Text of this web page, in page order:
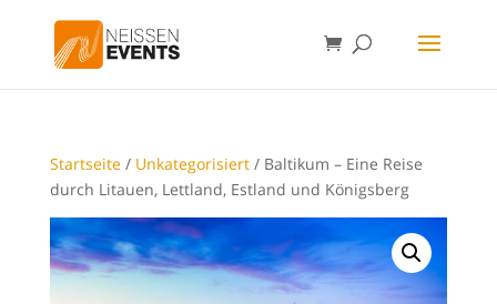
Startseite / Unkategorisiert/ Baltikum – Eine Reise
durch Litauen, Lettland, Estland und Königsberg